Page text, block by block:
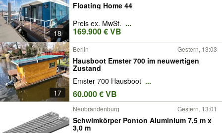
18
Floating Home 44
Preis ex. MwSt. ...
169.900 € VB
17
Berlin Gestern, 13:03
Hausboot Emster 700 im neuwertigen
Zustand
Emster 700 Hausboot ...
60.000 € VB
Neubrandenburg Gestern, 13:01
Schwimkörper Ponton Aluminium 7,5 m x
3,0 m